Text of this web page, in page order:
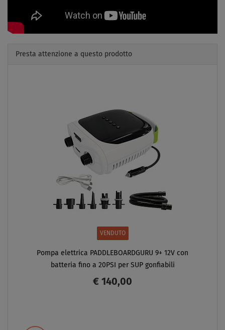
Presta attenzione a questo prodotto
VENDUTO
Pompa elettrica PADDLEBOARDGURU 9+ 12V con
batteria fino a 20PSI per SUP gonfiabili
€ 140,00